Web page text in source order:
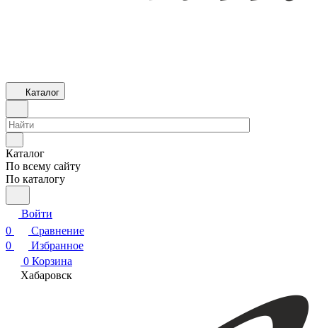
Каталог
Каталог
По всему сайту
По каталогу
Войти
0
Сравнение
0
Избранное
0 Корзина
Хабаровск